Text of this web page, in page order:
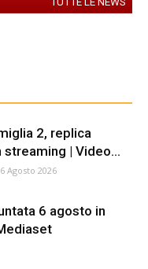
2, replica
| Video...
6 Agosto 2026
6 agosto in